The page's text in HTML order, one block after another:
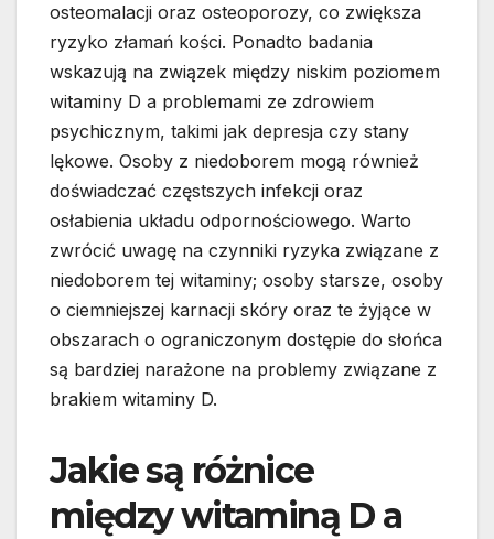
osteomalacji oraz osteoporozy, co zwiększa
ryzyko złamań kości. Ponadto badania
wskazują na związek między niskim poziomem
witaminy D a problemami ze zdrowiem
psychicznym, takimi jak depresja czy stany
lękowe. Osoby z niedoborem mogą również
doświadczać częstszych infekcji oraz
osłabienia układu odpornościowego. Warto
zwrócić uwagę na czynniki ryzyka związane z
niedoborem tej witaminy; osoby starsze, osoby
o ciemniejszej karnacji skóry oraz te żyjące w
obszarach o ograniczonym dostępie do słońca
są bardziej narażone na problemy związane z
brakiem witaminy D.
Jakie są różnice
między witaminą D a